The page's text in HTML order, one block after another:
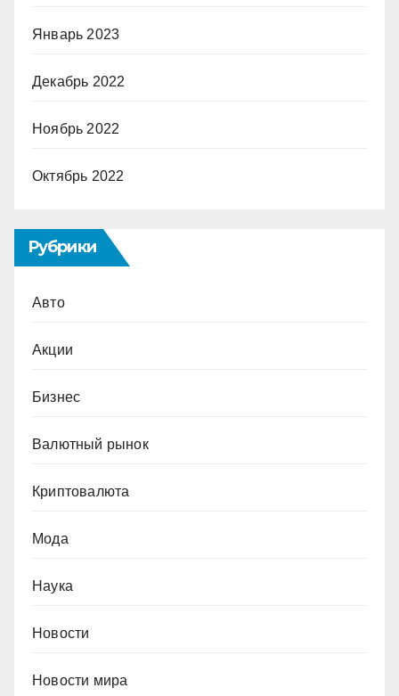
Январь 2023
Декабрь 2022
Ноябрь 2022
Октябрь 2022
Рубрики
Авто
Акции
Бизнес
Валютный рынок
Криптовалюта
Мода
Наука
Новости
Новости мира